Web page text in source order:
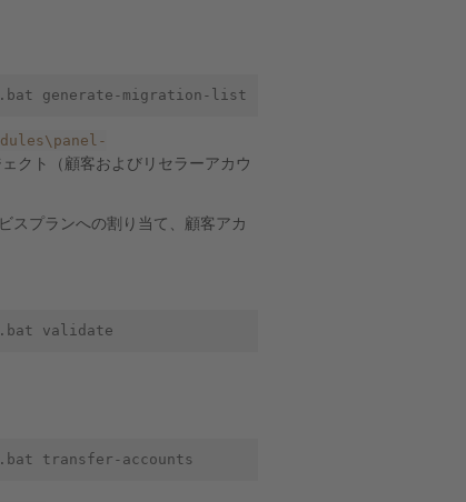
クト（顧客およびリセラーアカウ
スプランへの割り当て、顧客アカ